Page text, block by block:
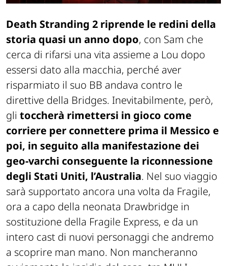
Death Stranding 2 riprende le redini della
storia quasi un anno dopo, con Sam che
cerca di rifarsi una vita assieme a Lou dopo
essersi dato alla macchia, perché aver
risparmiato il suo BB andava contro le
direttive della Bridges. Inevitabilmente, però,
gli toccherà rimettersi in gioco come
corriere per connettere prima il Messico e
poi, in seguito alla manifestazione dei
geo-varchi conseguente la riconnessione
degli Stati Uniti, l’Australia. Nel suo viaggio
sarà supportato ancora una volta da Fragile,
ora a capo della neonata Drawbridge in
sostituzione della Fragile Express, e da un
intero cast di nuovi personaggi che andremo
a scoprire man mano. Non mancheranno